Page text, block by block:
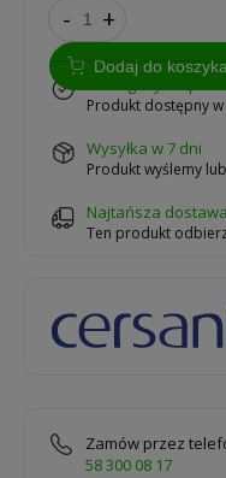
- +
Dodaj do koszyka
w magazynie
Produkt dostępny
Wysyłka w 7 dni
Produkt wyślemy
Najtańsza
Ten produkt
Zamów przez
58 300 08 17